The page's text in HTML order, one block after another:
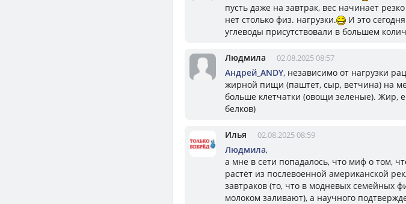
пусть даже на завтрак, вес начинает
нет столько физ. нагрузки.
И это
углеводы присутствовали в большем
Людмила 02.08.2025 08:57
Андрей_ANDY, независимо от нагрузки
жирной пищи (паштет, сыр, ветчина) на
больше клетчатки (овощи зеленые). Жир,
белков)
Илья 02.08.2025 08:59
Людмила,
а мне в сети попадалось, что миф о том,
растёт из послевоенной американской
завтраков (то, что в модневых семейных
молоком заливают), а научного